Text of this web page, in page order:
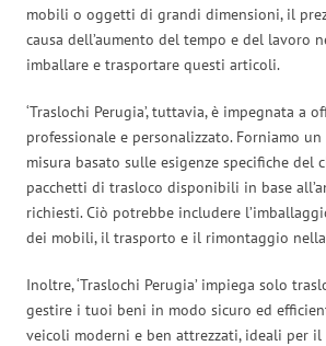
mobili o oggetti di grandi dimensioni, il
causa dell’aumento del tempo e del lavoro
imballare e trasportare questi articoli.
‘Traslochi Perugia’, tuttavia, è impegnata a
professionale e personalizzato. Forniamo
misura basato sulle esigenze specifiche del
pacchetti di trasloco disponibili in base
richiesti. Ciò potrebbe includere
dei mobili, il trasporto e il rimontaggio nella
Inoltre, ‘Traslochi Perugia’ impiega solo
gestire i tuoi beni in modo sicuro ed
veicoli moderni e ben attrezzati, ideali per